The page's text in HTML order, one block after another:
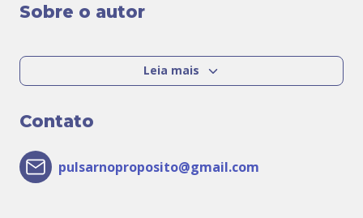
Sobre o autor
Leia mais
Contato
pulsarnoproposito@gmail.com